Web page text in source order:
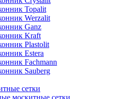
Topalit
Werzalit
Ganz
Kraft
Plastolit
Estera
Fachmann
Sauberg
сетки
москитные сетки